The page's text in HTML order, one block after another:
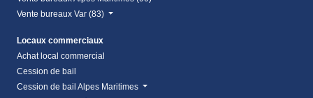
Vente bureaux Var (83)
Locaux commerciaux
Achat local commercial
Cession de bail
Cession de bail Alpes Maritimes